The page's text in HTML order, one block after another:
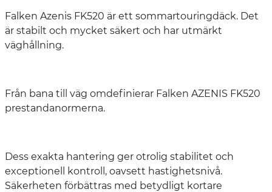
Falken Azenis FK520 är ett sommartouringdäck. Det
är stabilt och mycket säkert och har utmärkt
väghållning.
Från bana till väg omdefinierar Falken AZENIS FK520
prestandanormerna.
Dess exakta hantering ger otrolig stabilitet och
exceptionell kontroll, oavsett hastighetsnivå.
Säkerheten förbättras med betydligt kortare